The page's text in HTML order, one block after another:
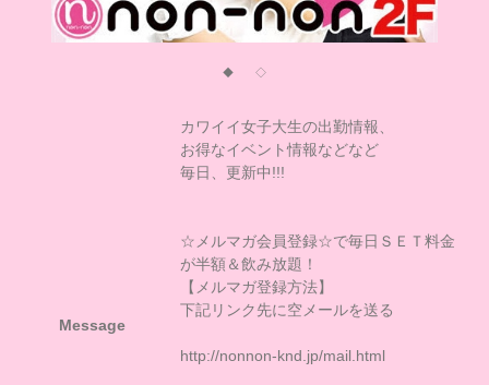
◆ ◇
Message
カワイイ女子大生の出勤情報、
お得なイベント情報などなど
毎日、更新中!!!
☆メルマガ会員登録☆で毎日ＳＥＴ料金
が半額＆飲み放題！
【メルマガ登録方法】
下記リンク先に空メールを送る
http://nonnon-knd.jp/mail.html